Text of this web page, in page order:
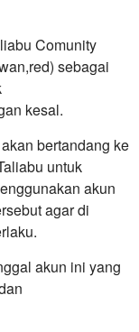
Comunity
sebagai
kesal.
bertandang ke
untuk
akun
agar di
akun ini yang